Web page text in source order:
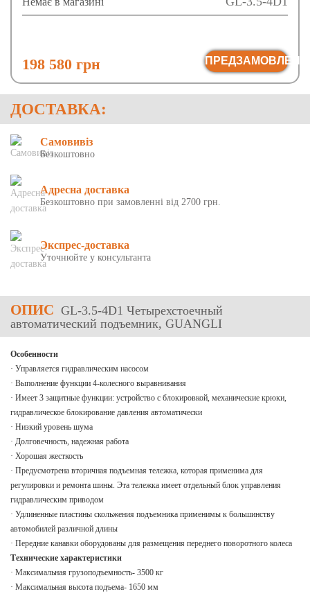
198 580 грн
ДОСТАВКА:
Самовивіз
Безкоштовно
Адресна доставка
Безкоштовно при замовленні від 2700 грн.
Экспрес-доставка
Уточнюйте у консультанта
ОПИС GL-3.5-4D1 Четырехстоечный
автоматический подъемник, GUANGLI
Особенности
· Управляется гидравлическим насосом
· Выполнение функции 4-колесного выравнивания
· Имеет 3 защитные функции: устройство с блокировкой, механические крюки,
гидравлическое блокирование давления автоматически
· Низкий уровень шума
· Долговечность, надежная работа
· Хорошая жесткость
· Предусмотрена вторичная подъемная тележка, которая применима для
регулировки и ремонта шины. Эта тележка имеет отдельный блок управления
гидравлическим приводом
· Удлиненные пластины скольжения подъемника применимы к большинству
автомобилей различной длины
· Передние канавки оборудованы для размещения переднего поворотного колеса
Технические характеристики
· Максимальная грузоподъемность- 3500 кг
· Максимальная высота подъема- 1650 мм